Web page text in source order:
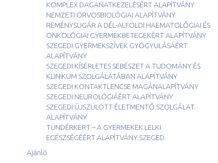
KOMPLEX DAGANATKEZELÉSÉRT ALAPÍTVÁNY
NEMZETI ORVOSBIOLÓGIAI ALAPÍTVÁNY
REMÉNYSUGÁR A DÉL-ALFÖLDI HAEMATOLÓGIAI ÉS
ONKOLÓGIAI GYERMEKBETEGEKÉRT ALAPÍTVÁNY
SZEGEDI GYERMEKSZÍVEK GYÓGYULÁSÁÉRT
ALAPÍTVÁNY
SZEGEDI KÍSÉRLETES SEBÉSZET A TUDOMÁNY ÉS
KLINIKUM SZOLGÁLATÁBAN ALAPÍTVÁNY
SZEGEDI KONTAKTLENCSE MAGÁNALAPÍTVÁNY
SZEGEDI NEUROLÓGIÁÉRT ALAPÍTVÁNY
SZEGEDI ÚJSZÜLÖTT ÉLETMENTŐ SZOLGÁLAT
ALAPÍTVÁNY
TÜNDÉRKERT – A GYERMEKEK LELKI
EGÉSZSÉGÉÉRT ALAPÍTVÁNY SZEGED
Ajánló